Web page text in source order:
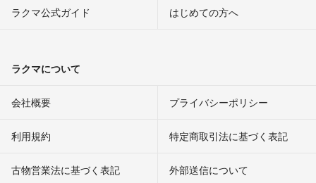
ラクマ公式ガイド はじめての方へ
ラクマについて
会社概要 プライバシーポリシー
利用規約 特定商取引法に基づく表記
古物営業法に基づく表記 外部送信について